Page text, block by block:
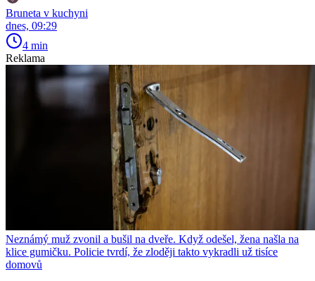
Bruneta v kuchyni
dnes, 09:29
4 min
Reklama
Neznámý muž zvonil a bušil na dveře. Když odešel, žena našla na
klice gumičku. Policie tvrdí, že zloději takto vykradli už tisíce
domovů